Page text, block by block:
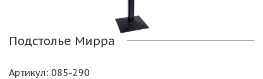
Подстолье Мирра
Артикул: 085-290